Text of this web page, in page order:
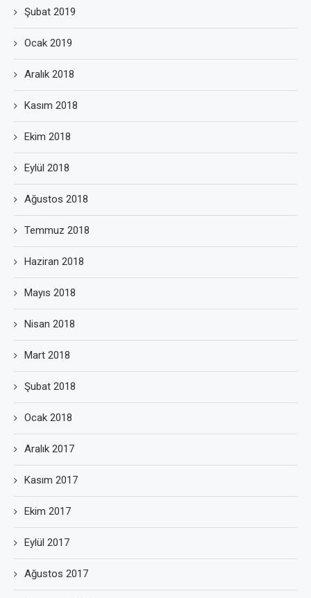
Şubat 2019
Ocak 2019
Aralık 2018
Kasım 2018
Ekim 2018
Eylül 2018
Ağustos 2018
Temmuz 2018
Haziran 2018
Mayıs 2018
Nisan 2018
Mart 2018
Şubat 2018
Ocak 2018
Aralık 2017
Kasım 2017
Ekim 2017
Eylül 2017
Ağustos 2017